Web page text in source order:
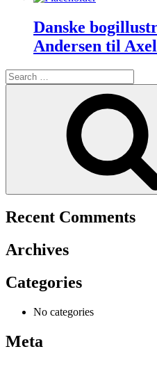
Danske
Andersen til
Search
for:
Recent Comments
Archives
Categories
No categories
Meta